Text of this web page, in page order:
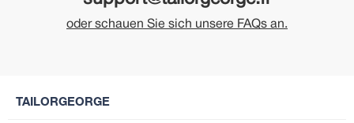
oder schauen Sie sich unsere FAQs an.
TAILORGEORGE